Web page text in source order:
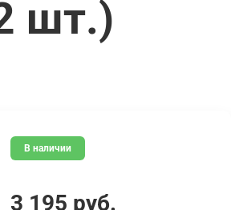
шт.)
В наличии
3 195 руб.